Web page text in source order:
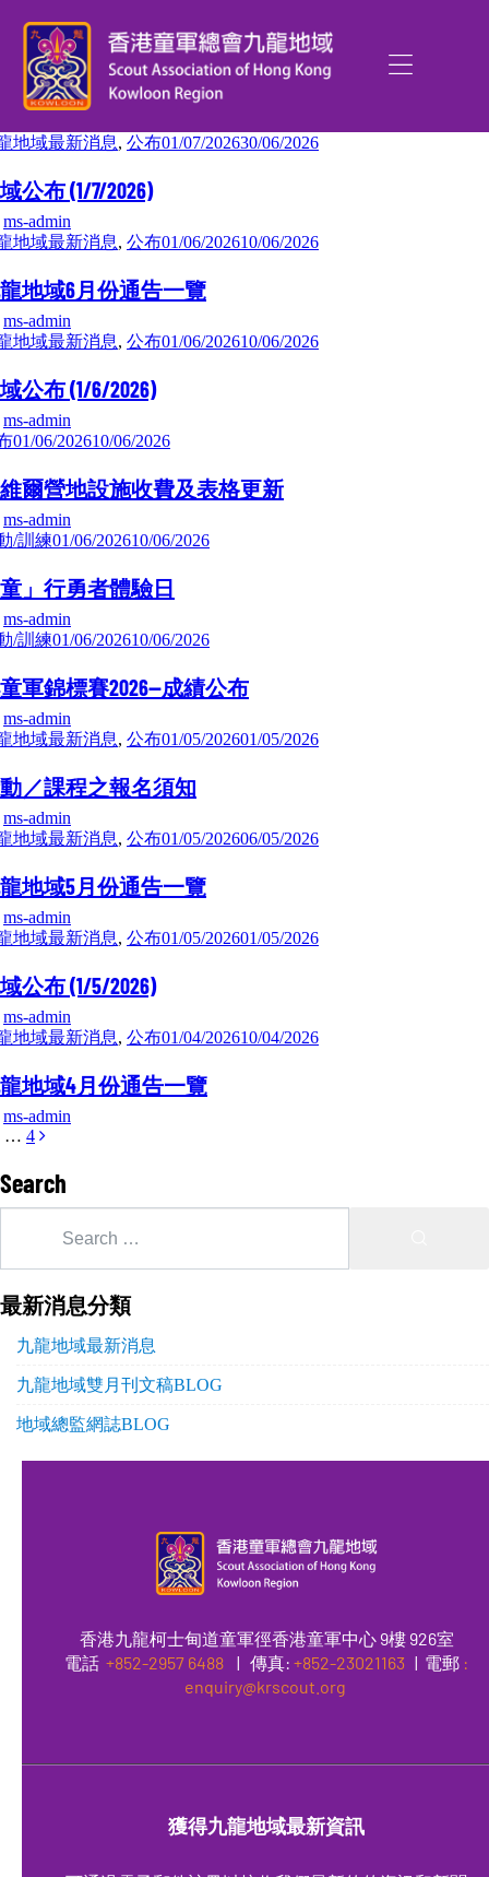
地域最新消息, 公布01/07/202630/06/2026
公布 (1/7/2026)
ms-admin
地域最新消息, 公布01/06/202610/06/2026
地域6月份通告一覽
ms-admin
地域最新消息, 公布01/06/202610/06/2026
公布 (1/6/2026)
ms-admin
01/06/202610/06/2026
爾營地設施收費及表格更新
ms-admin
/訓練01/06/202610/06/2026
」行勇者體驗日
ms-admin
/訓練01/06/202610/06/2026
軍錦標賽2026—成績公布
ms-admin
地域最新消息, 公布01/05/202601/05/2026
／課程之報名須知
ms-admin
地域最新消息, 公布01/05/202606/05/2026
地域5月份通告一覽
ms-admin
地域最新消息, 公布01/05/202601/05/2026
公布 (1/5/2026)
ms-admin
地域最新消息, 公布01/04/202610/04/2026
地域4月份通告一覽
ms-admin
… 4
Search
最新消息分類
九龍地域最新消息
九龍地域雙月刊文稿BLOG
地域總監網誌BLOG
香港九龍柯士甸道童軍徑香港童軍中心 9樓 926室
電話 +852-2957 6488 | 傳真: +852-23021163 | 電郵 :
enquiry@krscout.org
獲得九龍地域最新資訊